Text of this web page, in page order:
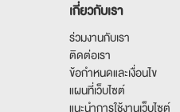
เกี่ยวกับเรา
ร่วมงานกับเรา
ติดต่อเรา
ข้อกำหนดและเงื่อนไข
แผนที่เว็บไซต์
แนะนำการใช้งานเว็บไซต์